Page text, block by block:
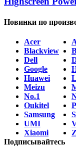
Новинки по
Acer
Blackview
Dell
Google
Huawei
Meizu
No.1
Oukitel
Samsung
UMI
Xiaomi
Подписывайтесь